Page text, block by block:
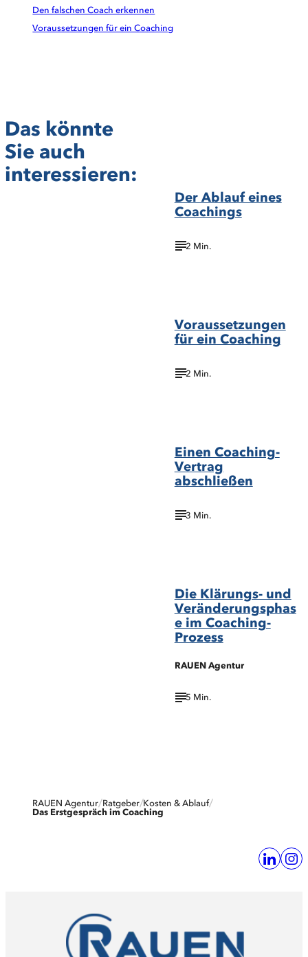
Den falschen Coach erkennen
Voraussetzungen für ein Coaching
Das könnte
Sie auch
interessieren:
Der Ablauf eines
Coachings
2 Min.
Voraussetzungen
für ein Coaching
2 Min.
Einen Coaching-
Vertrag
abschließen
3 Min.
Die Klärungs- und
Veränderungsphas
e im Coaching-
Prozess
RAUEN Agentur
5 Min.
RAUEN Agentur Ratgeber Kosten & Ablauf
Das Erstgespräch im Coaching